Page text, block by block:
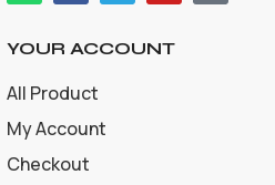
YOUR ACCOUNT
All Product
My Account
Checkout